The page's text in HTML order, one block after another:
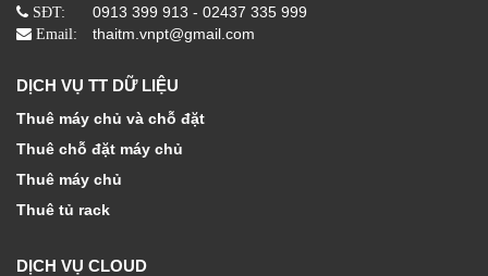
SĐT: 0913 399 913 - 02437 335 999
Email: thaitm.vnpt@gmail.com
DỊCH VỤ TT DỮ LIỆU
Thuê máy chủ và chỗ đặt
Thuê chỗ đặt máy chủ
Thuê máy chủ
Thuê tủ rack
DỊCH VỤ CLOUD